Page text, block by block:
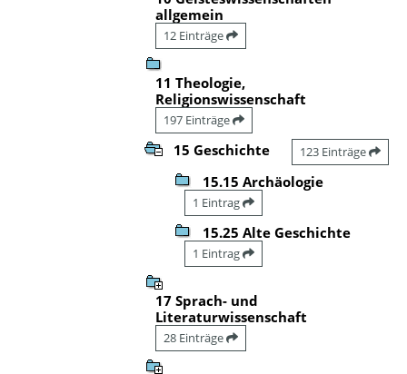
allgemein
12 Einträge
11 Theologie,
Religionswissenschaft
197 Einträge
15 Geschichte 123 Einträge
15.15 Archäologie
1 Eintrag
15.25 Alte Geschichte
1 Eintrag
17 Sprach- und
Literaturwissenschaft
28 Einträge